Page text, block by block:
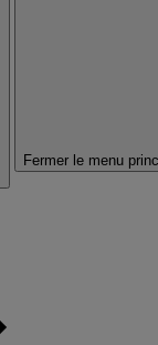
Fermer le menu